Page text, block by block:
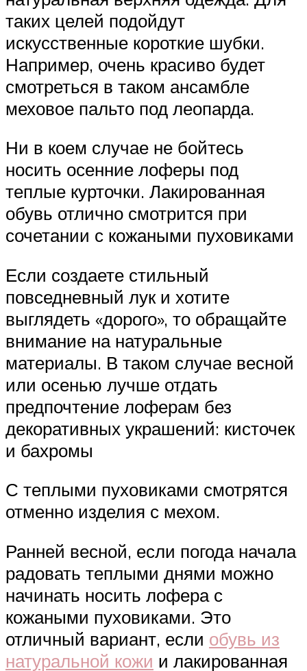
таких целей подойдут
искусственные короткие шубки.
Например, очень красиво будет
смотреться в таком ансамбле
меховое пальто под леопарда.
Ни в коем случае не бойтесь
носить осенние лоферы под
теплые курточки. Лакированная
обувь отлично смотрится при
сочетании с кожаными пуховиками
Если создаете стильный
повседневный лук и хотите
выглядеть «дорого», то обращайте
внимание на натуральные
материалы. В таком случае весной
или осенью лучше отдать
предпочтение лоферам без
декоративных украшений: кисточек
и бахромы
С теплыми пуховиками смотрятся
отменно изделия с мехом.
Ранней весной, если погода начала
радовать теплыми днями можно
начинать носить лофера с
кожаными пуховиками. Это
отличный вариант, если обувь из
натуральной кожи и лакированная